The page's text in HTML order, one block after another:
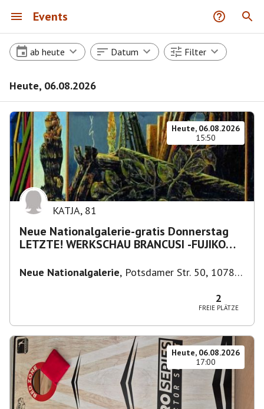
Events
ab heute Datum Filter
Heute, 06.08.2026
Heute, 06.08.2026
15:50
KATJA, 81
Neue Nationalgalerie-gratis Donnerstag
LETZTE! WERKSCHAU BRANCUSI -FUJIKO
Neue Nationalgalerie, Potsdamer Str. 50, 10785
2
FREIE PLÄTZE
Heute, 06.08.2026
17:00